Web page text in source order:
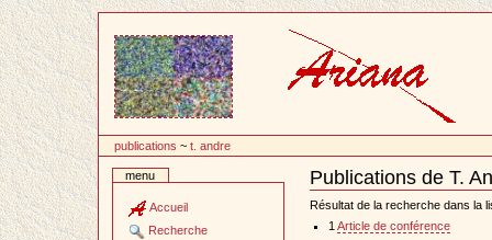
contenu
publications ~t. andre
menu
Accueil
Recherche
Publications de T.
Document
Actions
Résultat de la recherche dans la
1 Article de conférence